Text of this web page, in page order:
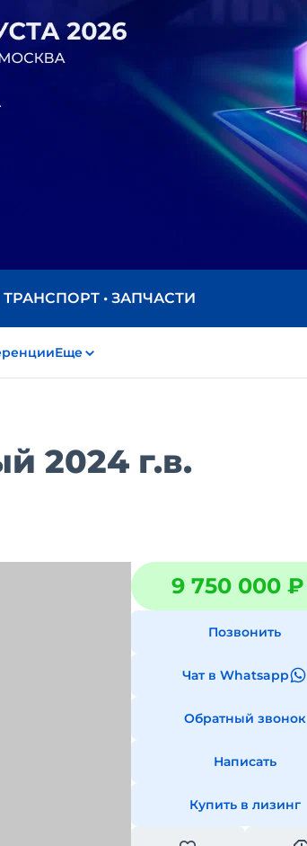
• ЗАПЧАСТИ
Еще
2024 г.в.
9 750 000 ₽
Позвонить
Чат в Whatsapp
Обратный звонок
Написать
Купить в лизинг